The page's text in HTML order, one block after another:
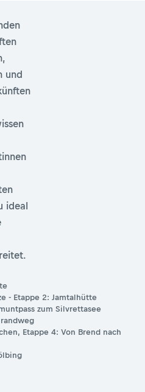
und
ideal
- Etappe 2: Jamtalhütte
zum Silvrettasee
Etappe 4: Von Brend nach